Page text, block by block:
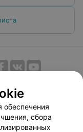
договор
оплаты
обеспечения
сбора